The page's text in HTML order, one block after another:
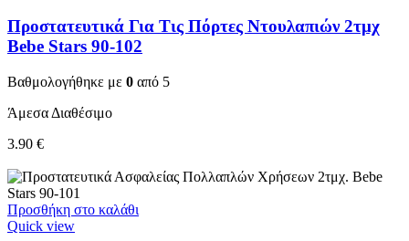
Προστατευτικά Για Τις Πόρτες Ντουλαπιών 2τμχ
Bebe Stars 90-102
Βαθμολογήθηκε με 0 από 5
Άμεσα Διαθέσιμο
3.90 €
Προσθήκη στο καλάθι
Quick view